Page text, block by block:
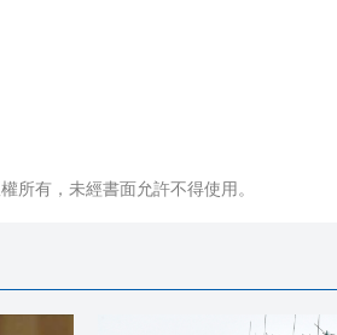
所有，未經書面允許不得使用。